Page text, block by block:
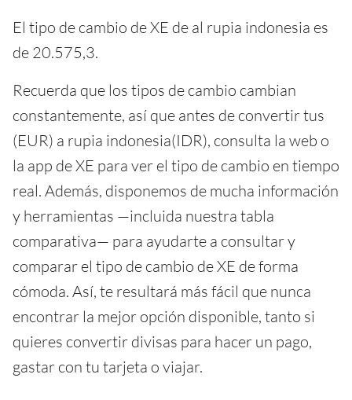
El tipo de cambio de XE de al rupia indonesia es
de 20.575,3.
Recuerda que los tipos de cambio cambian
constantemente, así que antes de convertir tus
(EUR) a rupia indonesia(IDR), consulta la web o
la app de XE para ver el tipo de cambio en tiempo
real. Además, disponemos de mucha información
y herramientas —incluida nuestra tabla
comparativa— para ayudarte a consultar y
comparar el tipo de cambio de XE de forma
cómoda. Así, te resultará más fácil que nunca
encontrar la mejor opción disponible, tanto si
quieres convertir divisas para hacer un pago,
gastar con tu tarjeta o viajar.